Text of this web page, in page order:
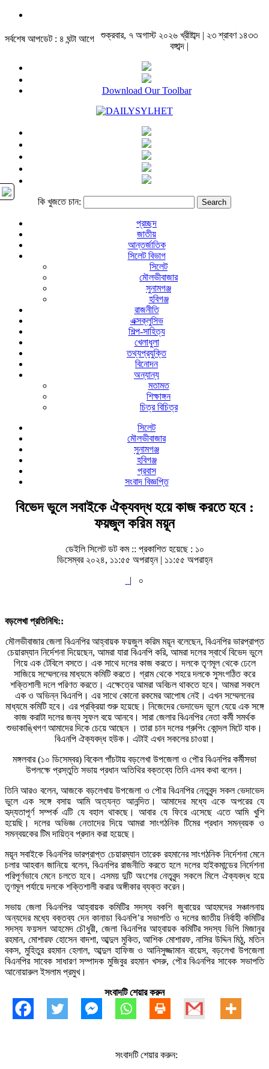
সর্বশেষ আপডেট : ৪ ঘন্টা আগে
শুক্রবার, ৭ অগাস্ট ২০২৬ খ্রীষ্টাব্দ | ২৩ শ্রাবণ ১৪৩৩
বঙ্গাব্দ |
Download Our Toolbar
কি খুজতে চান:
প্রচ্ছদ
জাতীয়
আন্তর্জাতিক
সিলেট বিভাগ
সিলেট
মৌলভীবাজার
সুনামগঞ্জ
হবিগঞ্জ
রাজনীতি
এক্সক্লুসিভ
শিল্প-সাহিত্য
খেলাধুলা
তথ্যপ্রযুক্তি
বিনোদন
অন্যান্য
মতামত
শিক্ষাঙ্গন
চিত্র বিচিত্র
সিলেট
মৌলভীবাজার
সুনামগঞ্জ
হবিগঞ্জ
প্রবাস
সংবাদ বিজ্ঞপ্তি
বিভেদ ভুলে সবাইকে ঐক্যবদ্ধ হয়ে কাজ করতে হবে :
ফয়জুল করিম ময়ূন
ডেইলি সিলেট ডট কম :: প্রকাশিত হয়েছে : ১০
ডিসেম্বর ২০২৪, ১১:৫৫ অপরাহ্ন | ১১:৫৫ অপরাহ্ন
|
০
বড়লেখা প্রতিনিধি::
মৌলভীবাজার জেলা বিএনপির আহ্বায়ক ফয়জুল করিম ময়ূন বলেছেন, বিএনপির ভারপ্রাপ্ত
চেয়ারম্যান নির্দেশনা দিয়েছেন, আমরা যারা বিএনপি করি, আমরা দলের স্বার্থে বিভেদ ভুলে
গিয়ে এক টেবিলে বসতে। এক সাথে দলের কাজ করতে। দলকে তৃণমূল থেকে ঢেলে
সাজিয়ে সম্মেলনের মাধ্যমে কমিটি করতে। গ্রাম থেকে শহরে দলকে সুসংগঠিত করে
শক্তিশালী দলে পরিণত করতে। এক্ষেত্রে আমরা অবিচল থাকতে হবে। আমরা সকলে
এক ও অভিন্ন বিএনপি। এর সাথে কোনো রকমের আপোষ নেই। এখন সম্মেলনের
মাধ্যমে কমিটি হবে। এর প্রক্রিয়া শুরু হয়েছে। নিজেদের ভেদাভেদ ভুলে যেয়ে এক সঙ্গে
কাজ করাটা দলের জন্য সুফল বয়ে আনবে। সারা জেলার বিএনপির নেতা কর্মী সমর্থক
শুভাকাঙ্খিগণ আমাদের দিকে চেয়ে আছেন । তারা চান দলের গ্রুপিং কোন্দল মিটে যাক।
বিএনপি ঐক্যবদ্ধ হউক। এটাই এখন সকলের চাওয়া।
মঙ্গলবার (১০ ডিসেম্বর) বিকেল পাঁচটায় বড়লেখা উপজেলা ও পৌর বিএনপির কর্মীসভা
উপলক্ষে প্রস্তুতি সভায় প্রধান অতিথির বক্তব্যে তিনি এসব কথা বলেন।
তিনি আরও বলেন, আজকে বড়লেখায় উপজেলা ও পৌর বিএনপির নেতৃবৃন্দ সকল ভেদাভেদ
ভুলে এক সঙ্গে বসায় আমি অত্যন্ত আনন্দিত। আমাদের মধ্যে একে অপরের যে
হৃদ্যতাপূর্ণ সম্পর্ক এটি যে বহাল থাকছে। আবার যে ফিরে এসেছে এতে আমি খুশি
হয়েছি। দলের অভিজ্ঞ নেতাদের দিয়ে আমরা সাংগঠনিক টিমের প্রধান সমন্বয়ক ও
সমন্বয়কের টিম দায়িত্ব প্রদান করা হয়েছে।
ময়ূন সবাইকে বিএনপির ভারপ্রাপ্ত চেয়ারম্যান তারেক রহমানের সাংগঠনিক নির্দেশনা মেনে
চলার আহবান জানিয়ে বলেন, বিএনপির রাজনীতি করতে হলে দলের হাইকমান্ডের নির্দেশনা
পরিপূর্ণভাবে মেনে চলতে হবে। এসময় দুটি অংশের নেতৃবৃন্দ সকলে মিলে ঐক্যবদ্ধ হয়ে
তৃণমূল পর্যায়ে দলকে শক্তিশালী করার অঙ্গীকার ব্যক্ত করেন।
সভায় জেলা বিএনপির আহ্বায়ক কমিটির সদস্য বকশি জুবায়ের আহমদের সঞ্চালনায়
অন্যদের মধ্যে বক্তব্য দেন কানাডা বিএনপি’র সভাপতি ও দলের জাতীয় নির্বাহী কমিটির
সদস্য ফয়সল আহমেদ চৌধুরী, জেলা বিএনপির আহ্বায়ক কমিটির সদস্য ভিপি মিজানুর
রহমান, মোশারফ হোসেন বাদশা, আব্দুল মুকিত, আশিক মোশারফ, নাসির উদ্দিন মিঠু, মতিন
বকস, মুহিতুর রহমান হেলাল, আব্দুল হাফিজ ও আনিসুজ্জামান বায়েস, বড়লেখা উপজেলা
বিএনপির সাবেক সাধারণ সম্পাদক মুজিবুর রহমান খসরু, পৌর বিএনপির সাবেক সভাপতি
আনোয়ারুল ইসলাম প্রমুখ।
সংবাদটি শেয়ার করুন
সংবাদটি শেয়ার করুন: